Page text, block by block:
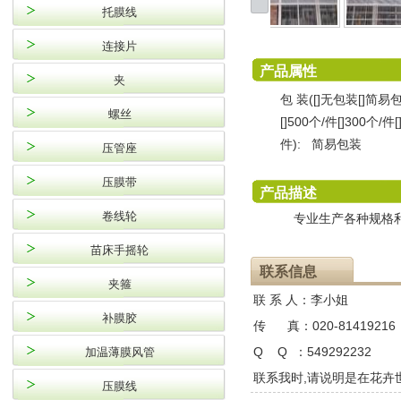
托膜线
连接片
夹
螺丝
压管座
压膜带
卷线轮
苗床手摇轮
夹箍
补膜胶
加温薄膜风管
压膜线
产品属性
包 装([]无包装[]简易
[]500个/件[]300个/件
件):
简易包装
产品描述
专业生产各种规格
联系信息
联 系 人： 李小姐
传 真： 020-81419216
Q Q ： 549292232
联系我时,请说明是在花卉